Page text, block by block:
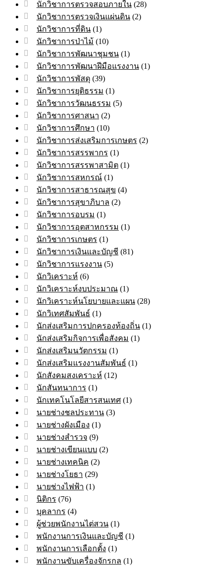
นักวิชาการตรวจสอบภายใน (28)
นักวิชาการตรวจเงินแผ่นดิน (2)
นักวิชาการที่ดิน (1)
นักวิชาการป่าไม้ (10)
นักวิชาการพัฒนาชุมชน (1)
นักวิชาการพัฒนาฝีมือแรงงาน (1)
นักวิชาการพัสดุ (39)
นักวิชาการยุติธรรม (1)
นักวิชาการวัฒนธรรม (5)
นักวิชาการศาสนา (2)
นักวิชาการศึกษา (10)
นักวิชาการส่งเสริมการเกษตร (2)
นักวิชาการสรรพากร (1)
นักวิชาการสรรพาสามิต (1)
นักวิชาการสหกรณ์ (1)
นักวิชาการสาธารณสุข (4)
นักวิชาการสุขาภิบาล (2)
นักวิชาการอบรม (1)
นักวิชาการอุตสาหกรรม (1)
นักวิชาการเกษตร (1)
นักวิชาการเงินและบัญชี (81)
นักวิชาการแรงงาน (5)
นักวิเคราะห์ (6)
นักวิเคราะห์งบประมาณ (1)
นักวิเคราะห์นโยบายและแผน (28)
นักวิเทศสัมพันธ์ (1)
นักส่งเสริมการปกครองท้องถิ่น (1)
นักส่งเสริมกิจการเพื่อสังคม (1)
นักส่งเสริมนวัตกรรม (1)
นักส่งเสริมแรงงานสัมพันธ์ (1)
นักสังคมสงเคราะห์ (12)
นักสันทนาการ (1)
นักเทคโนโลยีสารสนเทศ (1)
นายช่างชลประทาน (3)
นายช่างผังเมือง (1)
นายช่างสำรวจ (9)
นายช่างเขียนแบบ (2)
นายช่างเทคนิค (2)
นายช่างโยธา (29)
นายช่างไฟฟ้า (1)
นิติกร (76)
บุคลากร (4)
ผู้ช่วยพนักงานไต่สวน (1)
พนักงานการเงินและบัญชี (1)
พนักงานการเลือกตั้ง (1)
พนักงานขับเครื่องจักรกล (1)